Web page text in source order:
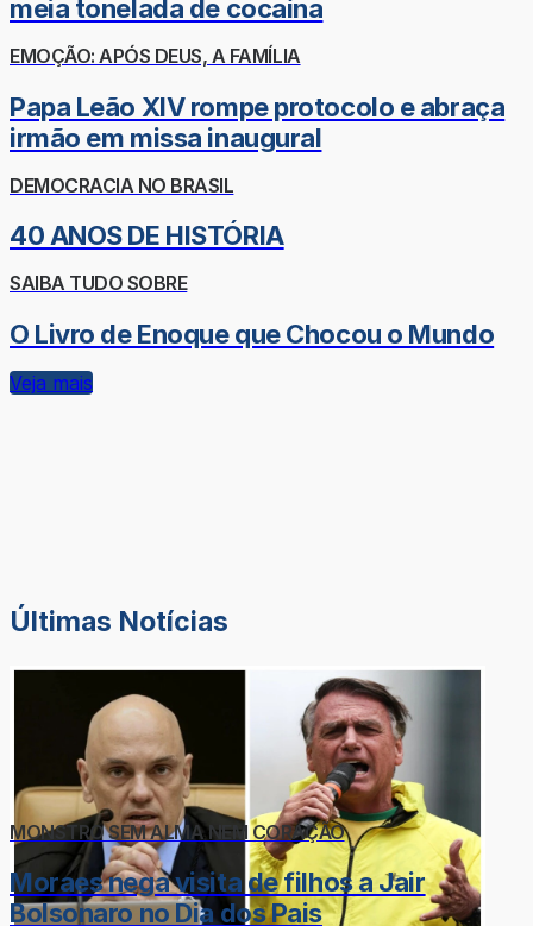
meia tonelada de cocaína
EMOÇÃO: APÓS DEUS, A FAMÍLIA
Papa Leão XIV rompe protocolo e abraça
irmão em missa inaugural
DEMOCRACIA NO BRASIL
40 ANOS DE HISTÓRIA
SAIBA TUDO SOBRE
O Livro de Enoque que Chocou o Mundo
Veja mais
Últimas Notícias
MONSTRO SEM ALMA NEM CORAÇÃO
Moraes nega visita de filhos a Jair
Bolsonaro no Dia dos Pais